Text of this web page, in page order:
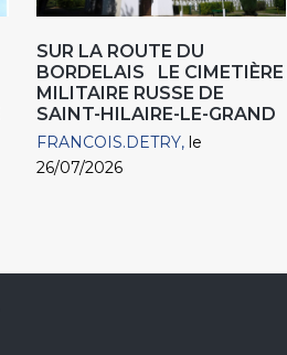
SUR LA ROUTE DU
BORDELAIS LE CIMETIÈRE
MILITAIRE RUSSE DE
SAINT-HILAIRE-LE-GRAND
FRANCOIS.DETRY le
26/07/2026